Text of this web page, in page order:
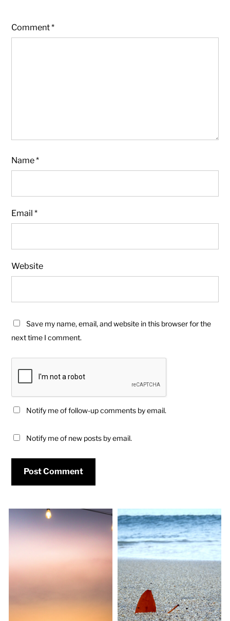
Comment*
Name*
Email*
Website
Save my name, email, and website in this browser for the
next time I comment.
Notify me of follow-up comments by email.
Notify me of new posts by email.